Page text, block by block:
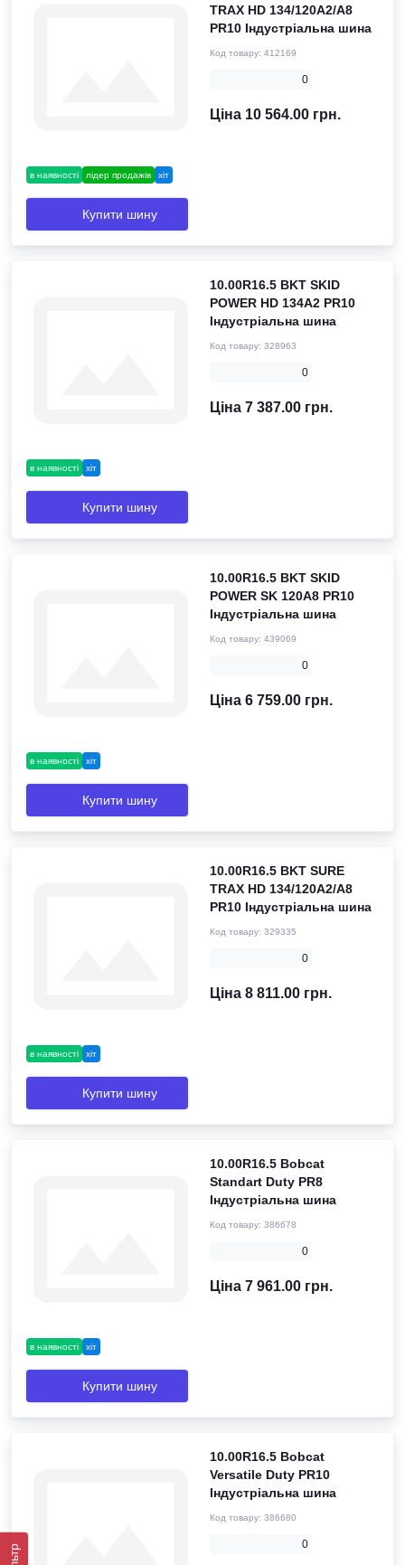
в наявності лідер продажів хіт
TRAX HD 134/120A2/A8
PR10 Індустріальна шина
Код товару: 412169
0
Ціна 10 564.00 грн.
Купити шину
в наявності хіт
10.00R16.5 BKT SKID
POWER HD 134A2 PR10
Індустріальна шина
Код товару: 328963
0
Ціна 7 387.00 грн.
Купити шину
в наявності хіт
10.00R16.5 BKT SKID
POWER SK 120A8 PR10
Індустріальна шина
Код товару: 439069
0
Ціна 6 759.00 грн.
Купити шину
в наявності хіт
10.00R16.5 BKT SURE
TRAX HD 134/120A2/A8
PR10 Індустріальна шина
Код товару: 329335
0
Ціна 8 811.00 грн.
Купити шину
в наявності хіт
10.00R16.5 Bobcat
Standart Duty PR8
Індустріальна шина
Код товару: 386678
0
Ціна 7 961.00 грн.
Купити шину
10.00R16.5 Bobcat
Versatile Duty PR10
Індустріальна шина
Код товару: 386680
0